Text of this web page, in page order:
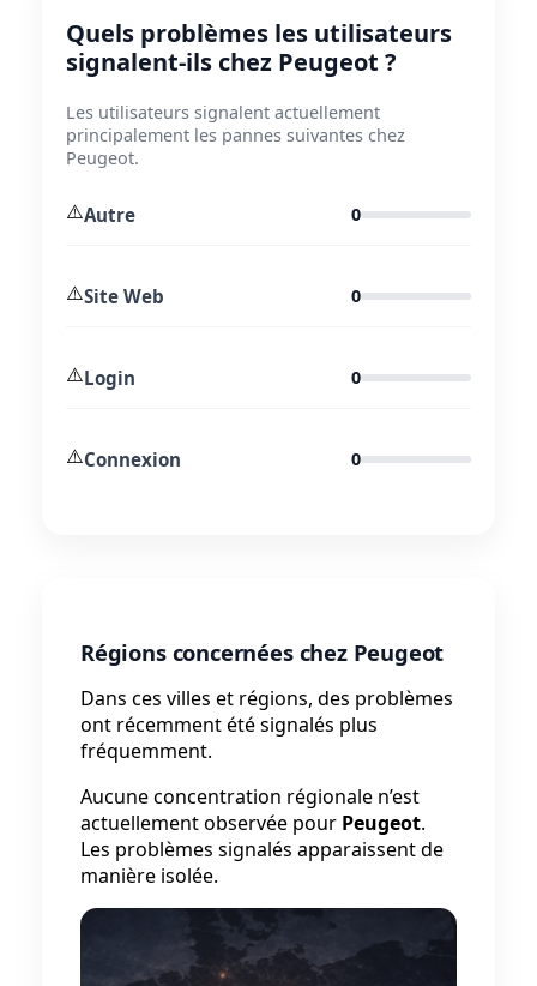
Quels problèmes les utilisateurs
signalent-ils chez Peugeot ?
Les utilisateurs signalent actuellement
principalement les pannes suivantes chez
Peugeot.
⚠️Autre 0
⚠️Site Web 0
⚠️Login 0
⚠️Connexion 0
Régions concernées chez Peugeot
Dans ces villes et régions, des problèmes
ont récemment été signalés plus
fréquemment.
Aucune concentration régionale n’est
actuellement observée pour Peugeot.
Les problèmes signalés apparaissent de
manière isolée.